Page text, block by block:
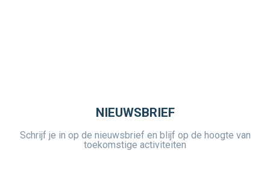
NIEUWSBRIEF
Schrijf je in op de nieuwsbrief en blijf op de hoogte van
toekomstige activiteiten